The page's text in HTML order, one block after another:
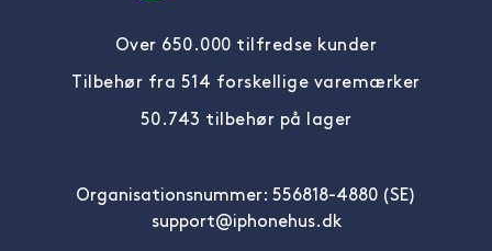
Over 650.000 tilfredse kunder
Tilbehør fra 514 forskellige varemærker
50.743 tilbehør på lager
Organisationsnummer: 556818-4880 (SE)
support@iphonehus.dk